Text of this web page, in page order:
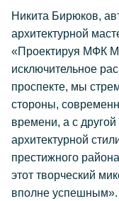
Никита Бирюков,
архитектурной
«Проектируя МФК
исключительное
проспекте, мы
стороны,
времени, а с
архитектурной
престижного
этот творческий
вполне успешным».